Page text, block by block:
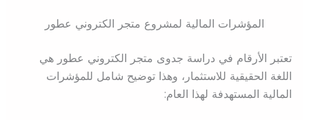
المؤشرات المالية لمشروع متجر الكتروني عطور
تعتبر الأرقام في دراسة جدوى متجر الكتروني عطور هي
اللغة الحقيقية للاستثمار، وهذا توضيح شامل للمؤشرات
المالية المستهدفة لهذا العام: